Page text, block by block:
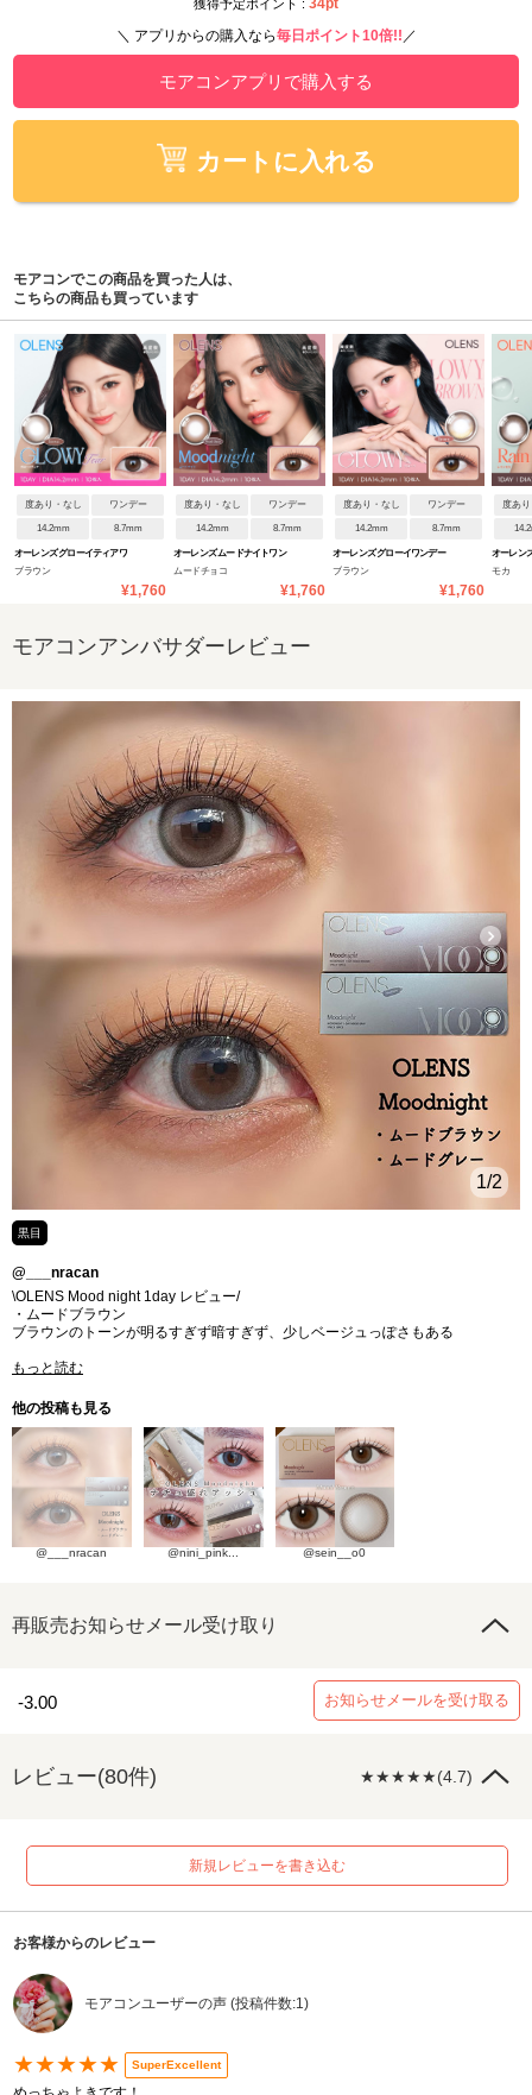
獲得予定ポイント : 34pt
＼ アプリからの購入なら毎日ポイント10倍!! ／
モアコンアプリで購入する
カートに入れる
モアコンでこの商品を買った人は、
こちらの商品も買っています
度あり・なし ワンデー
14.2mm 8.7mm
オーレンズ グローイティアワ
ブラウン
¥1,760
度あり・なし ワンデー
14.2mm 8.7mm
オーレンズ ムードナイトワン
ムードチョコ
¥1,760
度あり・なし ワンデー
14.2mm 8.7mm
オーレンズ グローイワンデー
ブラウン
¥1,760
度あ
オーレン
モカ
モアコンアンバサダーレビュー
1/2
黒目
@___nracan
\OLENS Mood night 1day レビュー/
・ムードブラウン
ブラウンのトーンが明るすぎず暗すぎず、少しベージュっぽさもある
もっと読む
他の投稿も見る
@___nracan @nini_pink... @sein__o0
再販売お知らせメール受け取り
-3.00 お知らせメールを受け取る
レビュー(80件) ★★★★★(4.7)
新規レビューを書き込む
お客様からのレビュー
モアコンユーザーの声 (投稿件数:1)
★★★★★ SuperExcellent